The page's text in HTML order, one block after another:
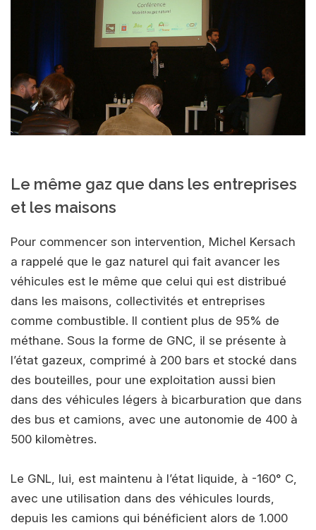
Le même gaz que dans les entreprises
et les maisons
Pour commencer son intervention, Michel Kersach
a rappelé que le gaz naturel qui fait avancer les
véhicules est le même que celui qui est distribué
dans les maisons, collectivités et entreprises
comme combustible. Il contient plus de 95% de
méthane. Sous la forme de GNC, il se présente à
l’état gazeux, comprimé à 200 bars et stocké dans
des bouteilles, pour une exploitation aussi bien
dans des véhicules légers à bicarburation que dans
des bus et camions, avec une autonomie de 400 à
500 kilomètres.
Le GNL, lui, est maintenu à l’état liquide, à -160° C,
avec une utilisation dans des véhicules lourds,
depuis les camions qui bénéficient alors de 1.000